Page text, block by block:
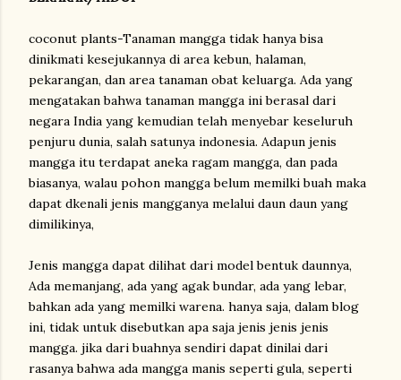
coconut plants-Tanaman mangga tidak hanya bisa
dinikmati kesejukannya di area kebun, halaman,
pekarangan, dan area tanaman obat keluarga. Ada yang
mengatakan bahwa tanaman mangga ini berasal dari
negara India yang kemudian telah menyebar keseluruh
penjuru dunia, salah satunya indonesia. Adapun jenis
mangga itu terdapat aneka ragam mangga, dan pada
biasanya, walau pohon mangga belum memilki buah maka
dapat dkenali jenis mangganya melalui daun daun yang
dimilikinya,
Jenis mangga dapat dilihat dari model bentuk daunnya,
Ada memanjang, ada yang agak bundar, ada yang lebar,
bahkan ada yang memilki warena. hanya saja, dalam blog
ini, tidak untuk disebutkan apa saja jenis jenis jenis
mangga. jika dari buahnya sendiri dapat dinilai dari
rasanya bahwa ada mangga manis seperti gula, seperti